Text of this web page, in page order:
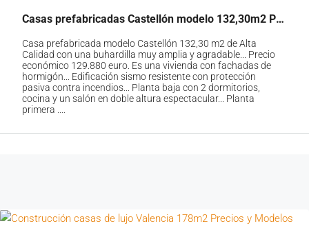
Casas prefabricadas Castellón modelo 132,30m2 Precio 129.880€
Casa prefabricada modelo Castellón 132,30 m2 de Alta
Calidad con una buhardilla muy amplia y agradable... Precio
económico 129.880 euro. Es una vivienda con fachadas de
hormigón... Edificación sismo resistente con protección
pasiva contra incendios... Planta baja con 2 dormitorios,
cocina y un salón en doble altura espectacular... Planta
primera ....